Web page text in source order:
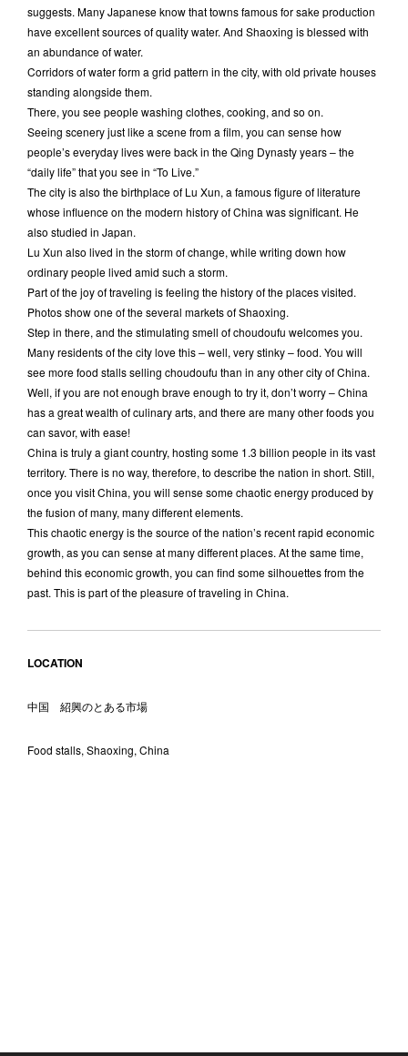
suggests. Many Japanese know that towns famous for sake production
have excellent sources of quality water. And Shaoxing is blessed with
an abundance of water.
Corridors of water form a grid pattern in the city, with old private houses
standing alongside them.
There, you see people washing clothes, cooking, and so on.
Seeing scenery just like a scene from a film, you can sense how
people’s everyday lives were back in the Qing Dynasty years – the
“daily life” that you see in “To Live.”
The city is also the birthplace of Lu Xun, a famous figure of literature
whose influence on the modern history of China was significant. He
also studied in Japan.
Lu Xun also lived in the storm of change, while writing down how
ordinary people lived amid such a storm.
Part of the joy of traveling is feeling the history of the places visited.
Photos show one of the several markets of Shaoxing.
Step in there, and the stimulating smell of choudoufu welcomes you.
Many residents of the city love this – well, very stinky – food. You will
see more food stalls selling choudoufu than in any other city of China.
Well, if you are not enough brave enough to try it, don’t worry – China
has a great wealth of culinary arts, and there are many other foods you
can savor, with ease!
China is truly a giant country, hosting some 1.3 billion people in its vast
territory. There is no way, therefore, to describe the nation in short. Still,
once you visit China, you will sense some chaotic energy produced by
the fusion of many, many different elements.
This chaotic energy is the source of the nation’s recent rapid economic
growth, as you can sense at many different places. At the same time,
behind this economic growth, you can find some silhouettes from the
past. This is part of the pleasure of traveling in China.
LOCATION
中国 紹興のとある市場
Food stalls, Shaoxing, China